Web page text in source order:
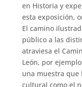
en Historia y
esta exposición,
El camino
público a las
atraviesa el
León, por
una muestra
cultural como el